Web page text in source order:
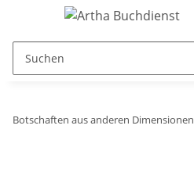
Botschaften aus anderen Dimensionen